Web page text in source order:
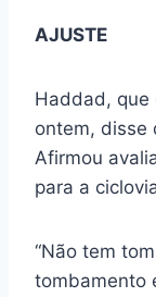
AJUSTE
Haddad, que
ontem, disse
Afirmou
para a
“Não tem
tombamento